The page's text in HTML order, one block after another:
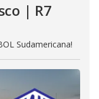
| R7
Sudamericana!